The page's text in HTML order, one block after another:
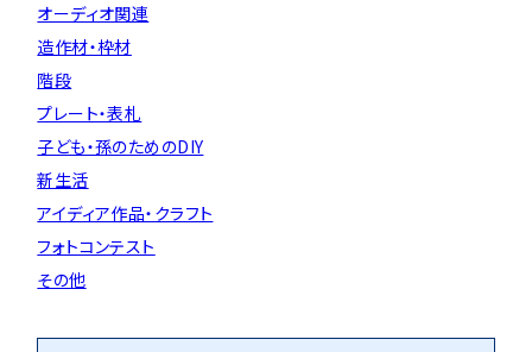
オーディオ関連
造作材・枠材
階段
プレート・表札
子ども・孫のためのDIY
新生活
アイディア作品・クラフト
フォトコンテスト
その他